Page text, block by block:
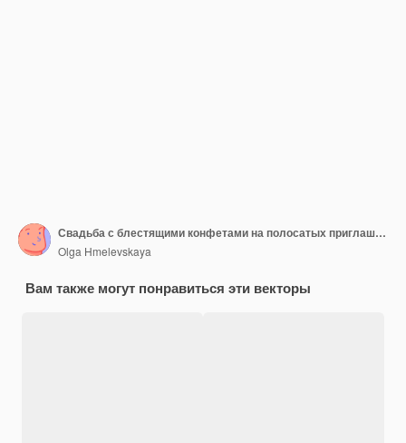
Свадьба с блестящими конфетами на полосатых приглашениях
Olga Hmelevskaya
Вам также могут понравиться эти векторы